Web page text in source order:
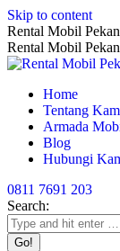
Skip to content
Rental Mobil
Rental Mobil
Home
Tentang
Armada
Blog
Hubungi
0811 7691 203
Search: